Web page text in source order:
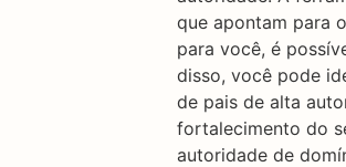
que apontam para
para você, é
disso, você pode
de pais de alta
fortalecimento do
autoridade de